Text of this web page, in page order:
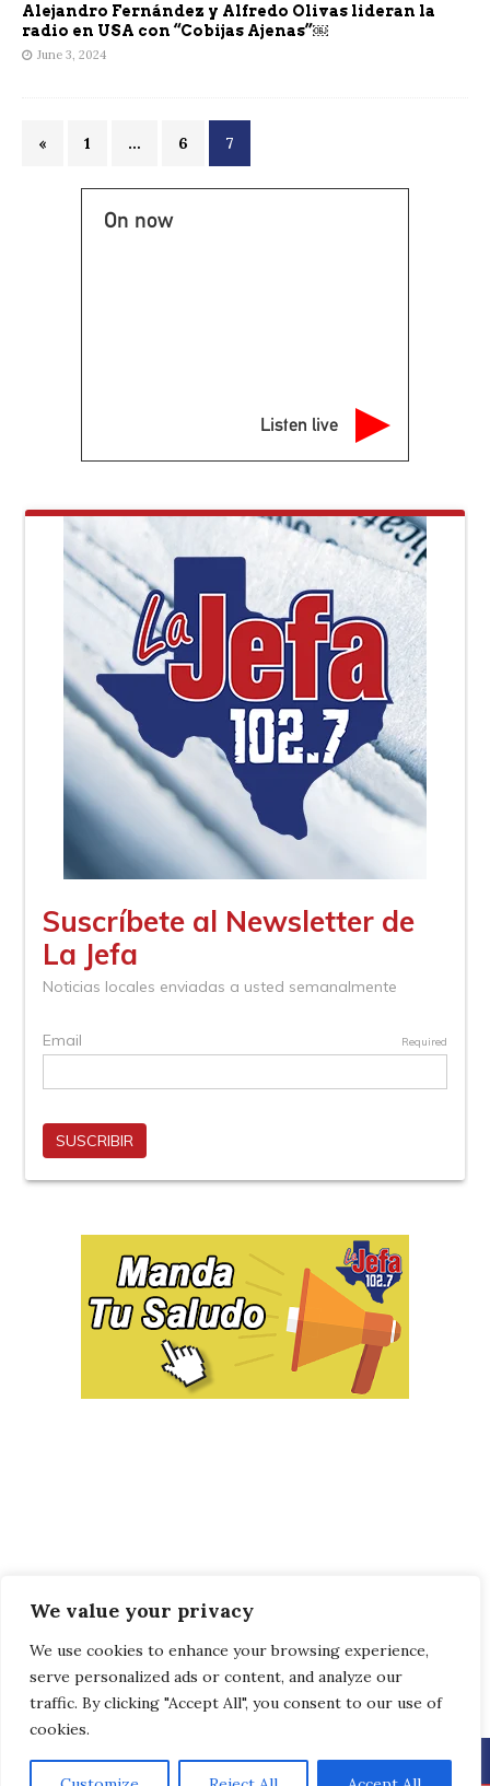
We value your privacy
We use cookies to enhance your browsing experience,
serve personalized ads or content, and analyze our
traffic. By clicking "Accept All", you consent to our use of
cookies.
Alejandro Fernández y Alfredo Olivas lideran la
radio en USA con “Cobijas Ajenas”￼
June 3, 2024
« 1 … 6 7
On now
Listen live